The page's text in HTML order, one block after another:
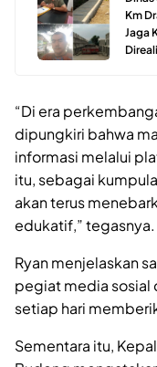
Km
Jaga
“Di era
dipungkiri bahwa
informasi melalui
itu, sebagai
akan terus
edukatif,” tegasnya.
Ryan menjelaskan
pegiat media sosial
setiap hari
Sementara itu,